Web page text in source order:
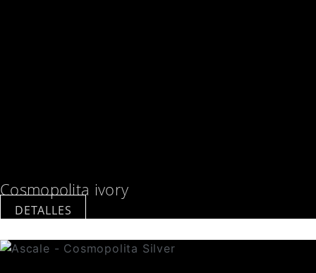
Cosmopolita ivory
DETALLES